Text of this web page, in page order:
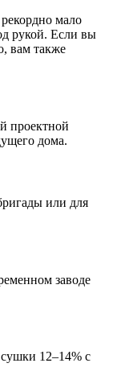
мало
рукой. Если вы
вам также
проектной
дома.
или для
заводе
12–14% с